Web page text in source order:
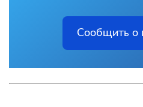
Сообщить о